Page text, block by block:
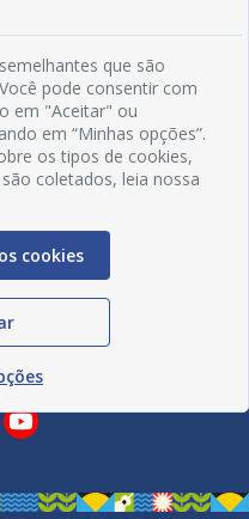
que são
pode consentir com
em "Aceitar" ou
em “Minhas opções”.
os tipos de cookies,
coletados, leia nossa
cookies